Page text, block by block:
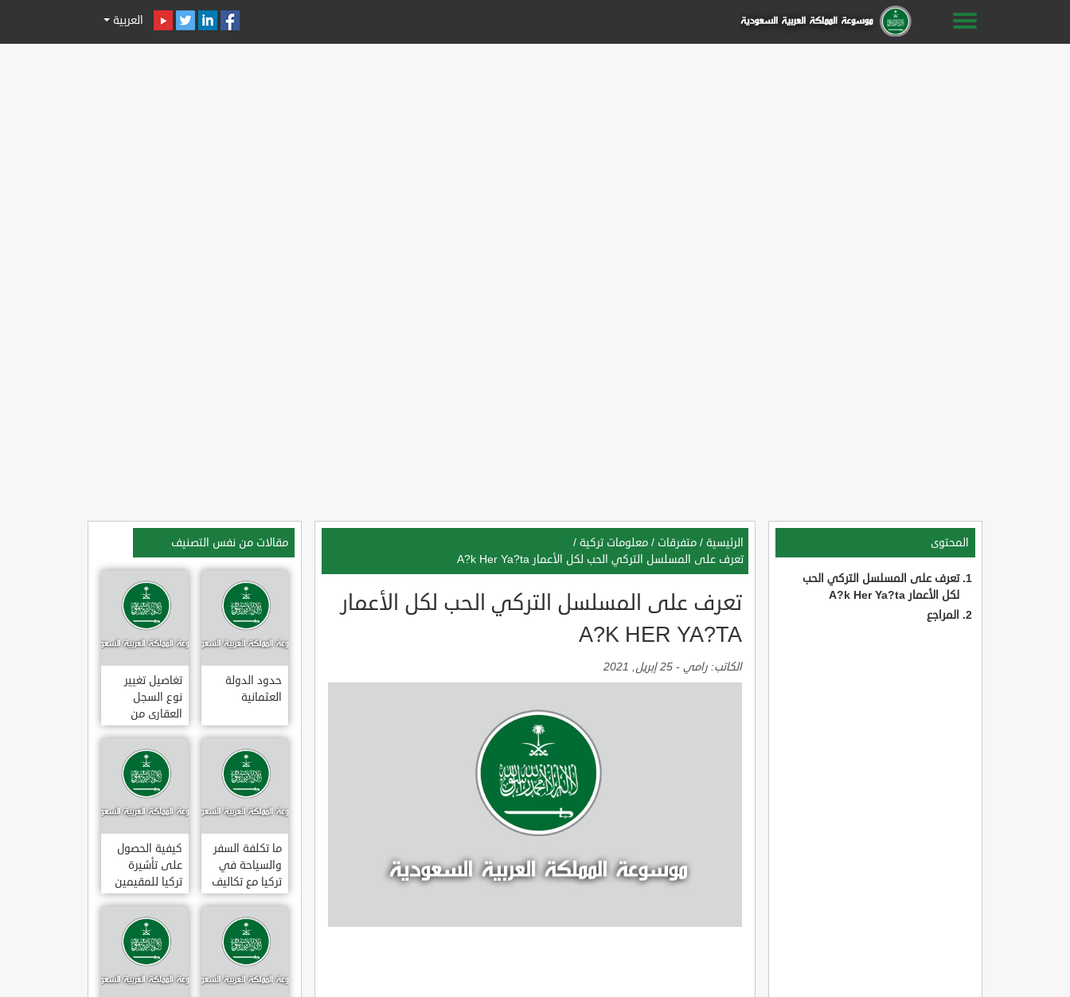
العربية
المحتوى
تعرف على المسلسل التركي الحب
لكل الأعمار A?k Her Ya?ta
المراجع
الرئيسية / متفرقات / معلومات تركية /
تعرف على المسلسل التركي الحب لكل الأعمار A?k Her Ya?ta
تعرف على المسلسل التركي الحب لكل الأعمار
A?K HER YA?TA
الكاتب: رامي - 25 إبريل, 2021
مقالات من نفس التصنيف
حدود الدولة
العثمانية
تغاصيل تغيير
نوع السجل
العقارى من
تجارى إلى
سكنى فى
تركيا
ما تكلفة السفر
والسياحة في
تركيا مع تكاليف
الاقامة
كيفية الحصول
على تأشيرة
تركيا للمقيمين
بالسعودية
2020